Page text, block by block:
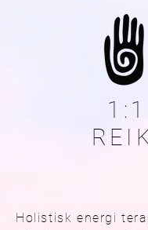
1:1
Holistisk energi